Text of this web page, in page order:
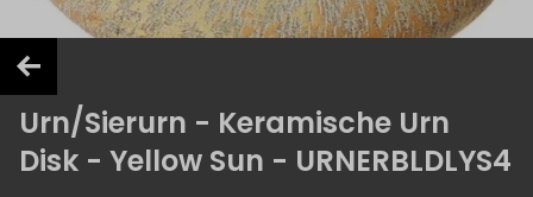
Urn/Sierurn - Keramische Urn
Disk - Yellow Sun - URNERBLDLYS4